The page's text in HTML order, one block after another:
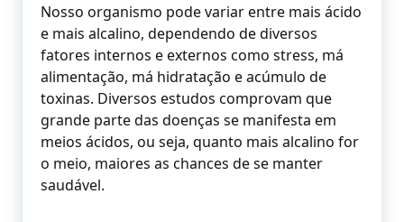
Nosso organismo pode variar entre mais ácido
e mais alcalino, dependendo de diversos
fatores internos e externos como stress, má
alimentação, má hidratação e acúmulo de
toxinas. Diversos estudos comprovam que
grande parte das doenças se manifesta em
meios ácidos, ou seja, quanto mais alcalino for
o meio, maiores as chances de se manter
saudável.